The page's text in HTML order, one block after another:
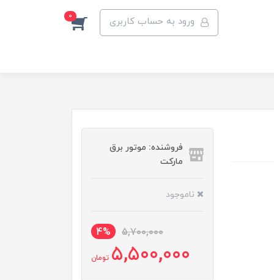
ورود به حساب کاربری 0
فروشنده: موتور برق
مارکت
ناموجود
5,700,000
4%
5,500,000 تومان